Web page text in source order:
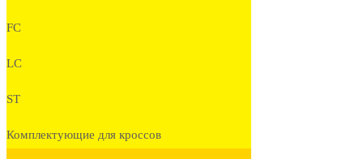
FC
LC
ST
Комплектующие для кроссов